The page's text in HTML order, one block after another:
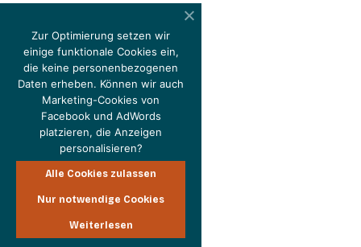
Zur Optimierung setzen wir
einige funktionale Cookies ein,
die keine personenbezogenen
Daten erheben. Können wir auch
Marketing-Cookies von
Facebook und AdWords
platzieren, die Anzeigen
personalisieren?
Alle Cookies zulassen
Nur notwendige Cookies
Weiterlesen